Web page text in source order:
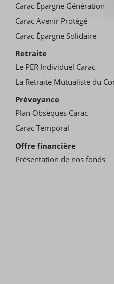
Carac Épargne Génération
Carac Avenir Protégé
Carac Épargne Solidaire
Retraite
Le PER Individuel Carac
La Retraite Mutualiste du
Prévoyance
Plan Obsèques Carac
Carac Temporal
Offre financière
Présentation de nos fonds